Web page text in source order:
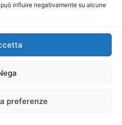
influire negativamente su alcune
preferenze
Maria Calabrese
Società Cooperativa a r.l. è
di Comunicazione al
srl–info@ladigitale.it